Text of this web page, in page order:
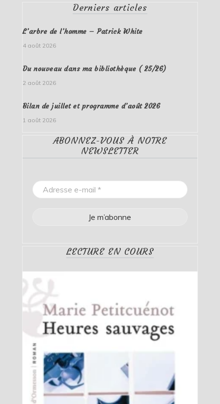
Derniers articles
L’arbre de l’homme – Patrick White
4 août 2026
Du nouveau dans ma bibliothèque ( 25/26)
2 août 2026
Bilan de juillet et programme d’août 2026
1 août 2026
ABONNEZ-VOUS À NOTRE
NEWSLETTER
LECTURE EN COURS